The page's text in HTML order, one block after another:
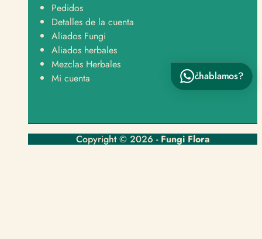
Pedidos
Detalles de la cuenta
Aliados Fungi
Aliados herbales
Mezclas Herbales
Mi cuenta
Copyright © 2026 - Fungi Flora
¿hablamos?
Enviar por WhatsApp